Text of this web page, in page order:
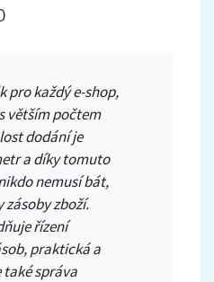
pro každý e-shop,
větším počtem
dodání je
a díky tomuto
nemusí bát,
zásoby zboží.
řízení
praktická a
správa